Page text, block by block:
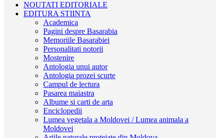
NOUTATI EDITORIALE
EDITURA STIINTA
Academica
Pagini despre Basarabia
Memoriile Basarabiei
Personalitati notorii
Mostenire
Antologia unui autor
Antologia prozei scurte
Campul de lectura
Pasarea maiastra
Albume si carti de arta
Enciclopedii
Lumea vegetala a Moldovei / Lumea animala a
Moldovei